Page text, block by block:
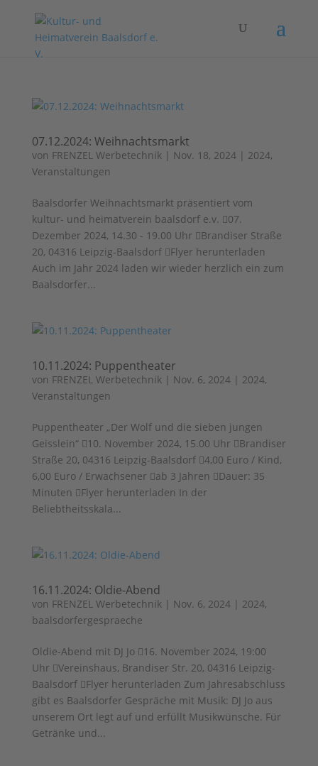
07.12.2024: Weihnachtsmarkt
von FRENZEL Werbetechnik| Nov. 18, 2024| 2024,
Veranstaltungen
Baalsdorfer Weihnachtsmarkt präsentiert vom
kultur- und heimatverein baalsdorf e.v. 07.
Dezember 2024, 14.30 - 19.00 Uhr Brandiser Straße
20, 04316 Leipzig-Baalsdorf Flyer herunterladen
Auch im Jahr 2024 laden wir wieder herzlich ein zum
Baalsdorfer...
10.11.2024: Puppentheater
von FRENZEL Werbetechnik| Nov. 6, 2024| 2024,
Veranstaltungen
Puppentheater „Der Wolf und die sieben jungen
Geisslein“ 10. November 2024, 15.00 Uhr Brandiser
Straße 20, 04316 Leipzig-Baalsdorf 4,00 Euro / Kind,
6,00 Euro / Erwachsener ab 3 Jahren Dauer: 35
Minuten Flyer herunterladen In der
Beliebtheitsskala...
16.11.2024: Oldie-Abend
von FRENZEL Werbetechnik| Nov. 6, 2024| 2024,
baalsdorfergespraeche
Oldie-Abend mit DJ Jo 16. November 2024, 19:00
Uhr Vereinshaus, Brandiser Str. 20, 04316 Leipzig-
Baalsdorf Flyer herunterladen Zum Jahresabschluss
gibt es Baalsdorfer Gespräche mit Musik: DJ Jo aus
unserem Ort legt auf und erfüllt Musikwünsche. Für
Getränke und...